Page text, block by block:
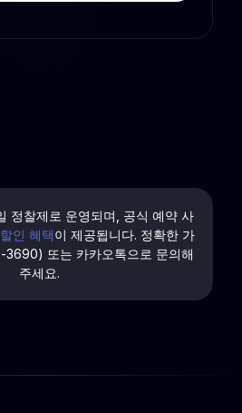
정찰제로 운영되며, 공식 예약 사
할인 혜택이 제공됩니다. 정확한 가
또는 카카오톡으로 문의해
주세요.